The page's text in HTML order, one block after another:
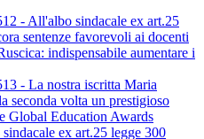
- All'albo sindacale ex art.25
sentenze favorevoli ai docenti
indispensabile aumentare i
- La nostra iscritta Maria
seconda volta un prestigioso
Global Education Awards
ex art.25 legge 300